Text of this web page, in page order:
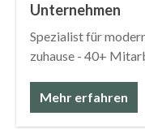
Unternehmen
Spezialist für
zuhause - 40+
Mehr erfahren